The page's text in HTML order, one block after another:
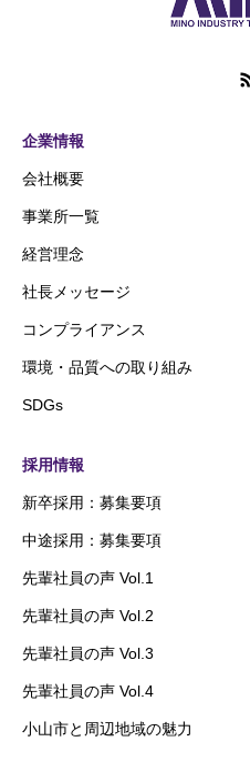
企業情報
会社概要
事業所一覧
経営理念
社長メッセージ
コンプライアンス
環境・品質への取り組み
SDGs
採用情報
新卒採用：募集要項
中途採用：募集要項
先輩社員の声 Vol.1
先輩社員の声 Vol.2
先輩社員の声 Vol.3
先輩社員の声 Vol.4
小山市と周辺地域の魅力